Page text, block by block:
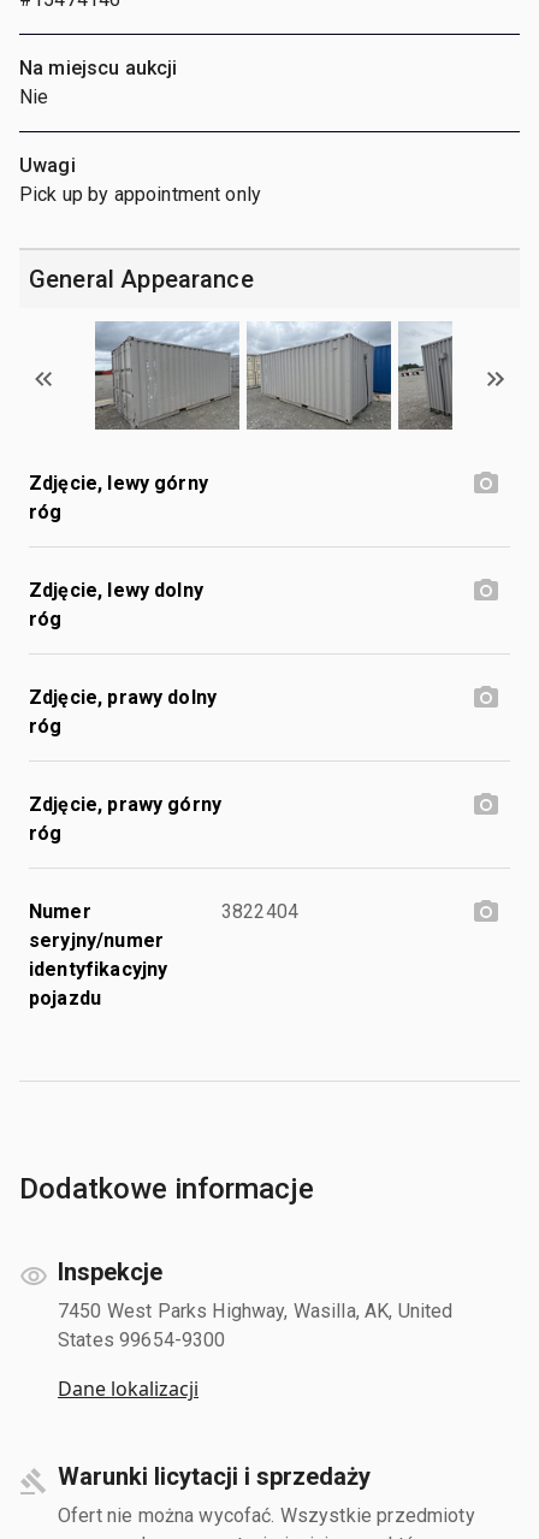
Na miejscu aukcji
Nie
Uwagi
Pick up by appointment only
General Appearance
Zdjęcie, lewy górny
róg
Zdjęcie, lewy dolny
róg
Zdjęcie, prawy dolny
róg
Zdjęcie, prawy górny
róg
Numer
seryjny/numer
identyfikacyjny
pojazdu
3822404
Dodatkowe informacje
Inspekcje
7450 West Parks Highway, Wasilla, AK, United
States 99654-9300
Dane lokalizacji
Warunki licytacji i sprzedaży
Ofert nie można wycofać. Wszystkie przedmioty